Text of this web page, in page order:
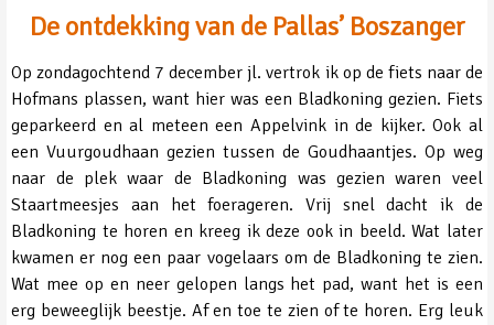
De ontdekking van de Pallas’ Boszanger
Op zondagochtend 7 december jl. vertrok ik op de fiets naar de
Hofmans plassen, want hier was een Bladkoning gezien. Fiets
geparkeerd en al meteen een Appelvink in de kijker. Ook al
een Vuurgoudhaan gezien tussen de Goudhaantjes. Op weg
naar de plek waar de Bladkoning was gezien waren veel
Staartmeesjes aan het foerageren. Vrij snel dacht ik de
Bladkoning te horen en kreeg ik deze ook in beeld. Wat later
kwamen er nog een paar vogelaars om de Bladkoning te zien.
Wat mee op en neer gelopen langs het pad, want het is een
erg beweeglijk beestje. Af en toe te zien of te horen. Erg leuk